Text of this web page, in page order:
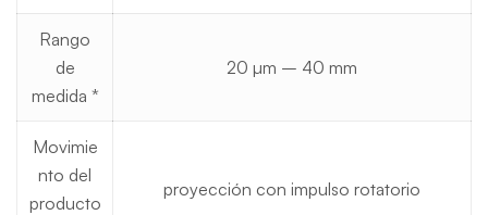
Rango
de
medida *
20 µm – 40 mm
Movimie
nto del
producto
proyección con impulso rotatorio